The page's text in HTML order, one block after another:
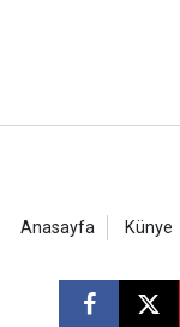
Anasayfa Künye